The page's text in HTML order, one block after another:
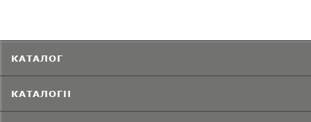
КАТАЛОГ
КАТАЛОГИ